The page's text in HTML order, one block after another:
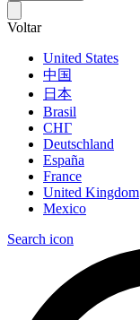
Voltar
United States
中国
日本
Brasil
СНГ
Deutschland
España
France
United Kingdom
Mexico
Search icon